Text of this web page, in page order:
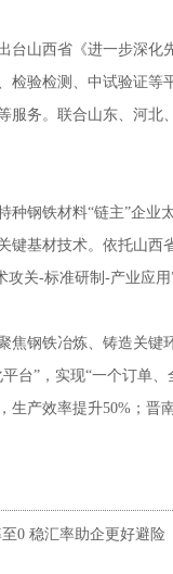
台山西省《进一步深
检验检测、中试验证
服务。联合山东、河
种钢铁材料“链主”企
键基材技术。依托山
关-标准研制-产业应用
焦钢铁冶炼、铸造关
台”，实现“一个订单
生产效率提升50%；
0 稳汇率助企更好避险